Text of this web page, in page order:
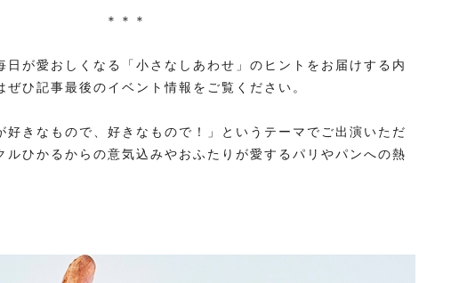
＊＊＊
日が愛おしくなる「小さなしあわせ」のヒントをお届けする内
ひ記事最後のイベント情報をご覧ください。
好きなもので、好きなもので！」というテーマでご出演いただ
ルひかるからの意気込みやおふたりが愛するパリやパンへの熱